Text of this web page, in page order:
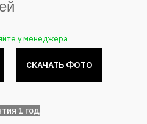
1 годㅤ
у менеджера
СКАЧАТЬ ФОТО